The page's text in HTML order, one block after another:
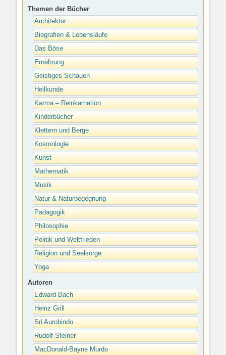
Themen der Bücher
Architektur
Biografien & Lebensläufe
Das Böse
Ernährung
Geistiges Schauen
Heilkunde
Karma – Reinkarnation
Kinderbücher
Klettern und Berge
Kosmologie
Kunst
Mathematik
Musik
Natur & Naturbegegnung
Pädagogik
Philosophie
Politik und Weltfrieden
Religion und Seelsorge
Yoga
Autoren
Edward Bach
Heinz Grill
Sri Aurobindo
Rudolf Steiner
MacDonald-Bayne Murdo